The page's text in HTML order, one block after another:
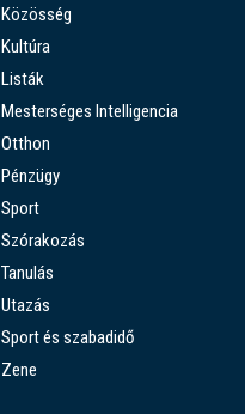
Közösség
Kultúra
Listák
Mesterséges Intelligencia
Otthon
Pénzügy
Sport
Szórakozás
Tanulás
Utazás
Sport és szabadidő
Zene